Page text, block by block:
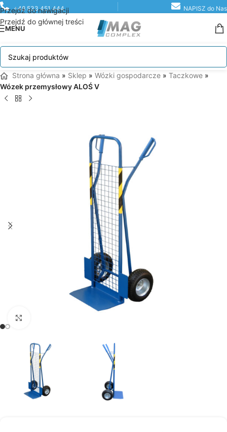
Przejdź do nawigacji
Przejdź do głównej treści
+48 533 451 444 NAPISZ do Nas
MENU
Strona główna » Sklep » Wózki gospodarcze » Taczkowe »
Wózek przemysłowy ALOŚ V